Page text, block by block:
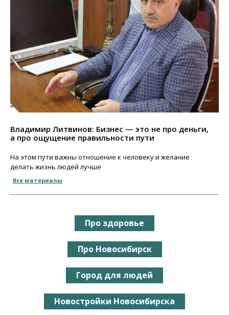
Владимир Литвинов: Бизнес — это не про деньги,
а про ощущение правильности пути
На этом пути важны отношение к человеку и желание
делать жизнь людей лучше
Все материалы
Про здоровье
Про Новосибирск
Город для людей
Новостройки Новосибирска